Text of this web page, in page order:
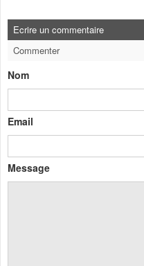
Ecrire un commentaire
Commenter
Nom
Email
Message